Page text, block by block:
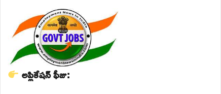
అప్లికేషన్ ఫీజు: